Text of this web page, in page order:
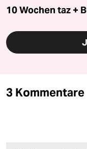
10 Wochen taz +
3 Kommentare